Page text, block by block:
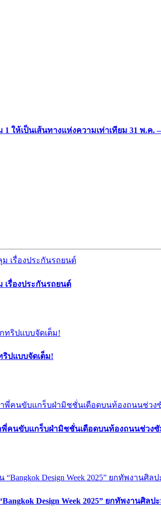
ให้เป็นเส้นทางแห่งความเท่าเทียม 31 พ.ค.
เรื่องประกันรถยนต์
ปแบบจัดเต็ม!
นขับแกร็บฝ่ามิชชั่นเดือดบนท้องถนนช่วงซั
Design Week 2025” ยกทัพงานศิลป